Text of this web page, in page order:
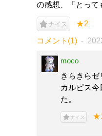
の感想、「とって
ナイス ★2
コメント(1)
moco
きらきらゼ
カルピス
た。
ナイス